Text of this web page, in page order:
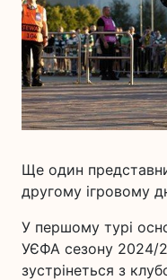
Ще один
другому ігровому
У першому турі
УЄФА сезону 2024/
зустрінеться з